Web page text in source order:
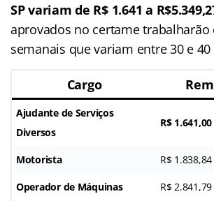
SP variam de R$ 1.641 a
aprovados no certame trabalharão
semanais que variam entre 30 e 40
Cargo
Ajudante de Serviços
Diversos
R$ 1.641,00
Motorista R$ 1.838,84
Operador de Máquinas R$ 2.841,79